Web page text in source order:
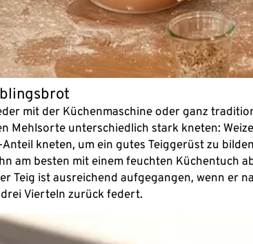
mit der Küchenmaschine oder ganz
Mehlsorte unterschiedlich stark kneten:
kneten, um ein gutes Teiggerüst zu
am besten mit einem feuchten Küchentuch
Teig ist ausreichend aufgegangen, wenn er
Vierteln zurück federt.